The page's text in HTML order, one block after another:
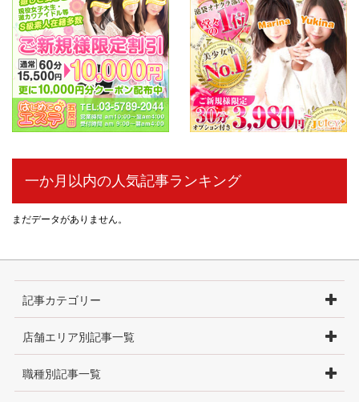
一か月以内の人気記事ランキング
まだデータがありません。
記事カテゴリー
店舗エリア別記事一覧
職種別記事一覧